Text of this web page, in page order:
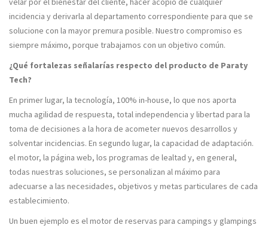
incidencia y derivarla al departamento correspondiente para que se
solucione con la mayor premura posible. Nuestro compromiso es
siempre máximo, porque trabajamos con un objetivo común.
¿Qué fortalezas señalarías respecto del producto de Paraty
Tech?
En primer lugar, la tecnología, 100% in-house, lo que nos aporta
mucha agilidad de respuesta, total independencia y libertad para la
toma de decisiones a la hora de acometer nuevos desarrollos y
solventar incidencias. En segundo lugar, la capacidad de adaptación.
el motor, la página web, los programas de lealtad y, en general,
todas nuestras soluciones, se personalizan al máximo para
adecuarse a las necesidades, objetivos y metas particulares de cada
establecimiento.
Un buen ejemplo es el motor de reservas para campings y glampings